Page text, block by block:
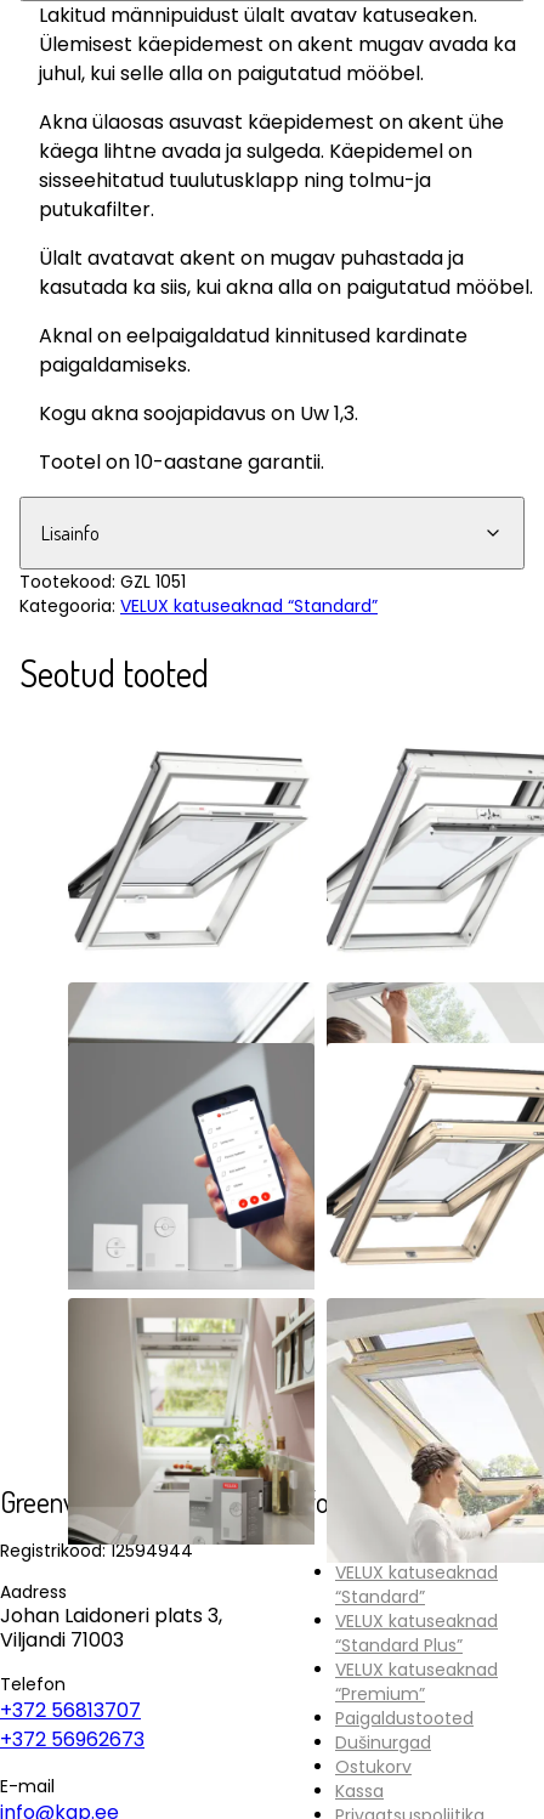
Tootekood: GZL 1051
Kategooria: VELUX katuseaknad “Standard”
Lakitud männipuidust ülalt avatav katuseaken.
Ülemisest käepidemest on akent mugav avada ka
juhul, kui selle alla on paigutatud mööbel.
Akna ülaosas asuvast käepidemest on akent ühe
käega lihtne avada ja sulgeda. Käepidemel on
sisseehitatud tuulutusklapp ning tolmu-ja
putukafilter.
Ülalt avatavat akent on mugav puhastada ja
kasutada ka siis, kui akna alla on paigutatud mööbel.
Aknal on eelpaigaldatud kinnitused kardinate
paigaldamiseks.
Kogu akna soojapidavus on Uw 1,3.
Tootel on 10-aastane garantii.
Lisainfo
Seotud tooted
Polüuretaankattega/alt
Polüuretaankattega/
avatav
Sisekliima juhtimissüsteem
VELUX ACTIVE with NETATMO
Lakitud puidust/alt
Greenvision OÜ
Registrikood: 12594944
Aadress
Johan Laidoneri plats 3,
Viljandi 71003
Telefon
+372 56813707
+372 56962673
E-mail
info@kap.ee
Informatsioon
VELUX katuseaknad
“Standard”
VELUX katuseaknad
“Standard Plus”
VELUX katuseaknad
“Premium”
Paigaldustooted
Dušinurgad
Ostukorv
Kassa